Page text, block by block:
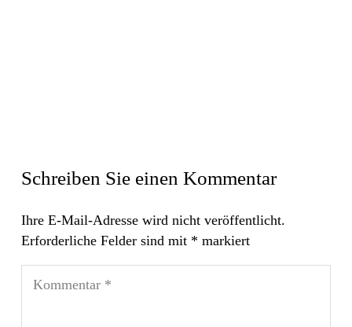
Schreiben Sie einen Kommentar
Ihre E-Mail-Adresse wird nicht veröffentlicht.
Erforderliche Felder sind mit * markiert